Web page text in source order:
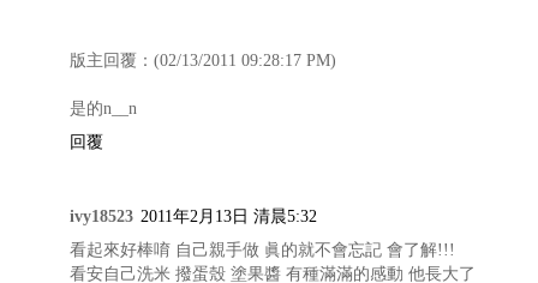
版主回覆：(02/13/2011 09:28:17 PM)
是的n__n
回覆
ivy18523 2011年2月13日 清晨5:32
看起來好棒唷 自己親手做 眞的就不會忘記 會了解!!!
看安自己洗米 撥蛋殼 塗果醬 有種滿滿的感動 他長大了